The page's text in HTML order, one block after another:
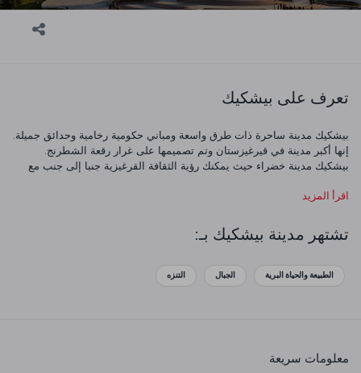
تعرف على بيشكيك
بيشكيك مدينة ساحرة ذات طرق واسعة ومباني حكومية رخامية وحدائق جميلة.
إنها أكبر مدينة في قيرغيزستان وتم تصميمها على غرار رقعة الشطرنج.
بيشكيك مدينة خضراء حيث يمكنك رؤية الثقافة القرغيزية جنبا إلى جنب مع
اقرأ المزيد
تشتهر مدينة بيشكيك بـ:
الطبيعة والحياة البرية الجبال التنزه
معلومات سريعة